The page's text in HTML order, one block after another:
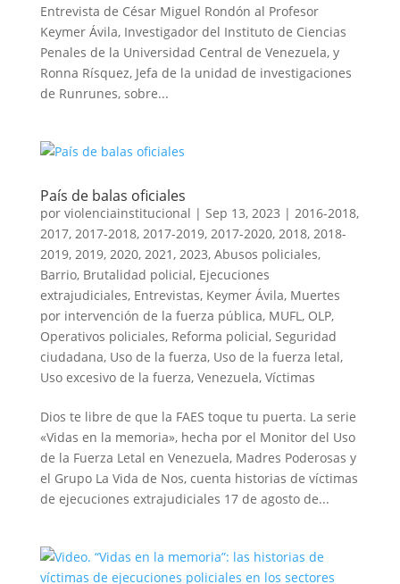
Entrevista de César Miguel Rondón al Profesor
Keymer Ávila, Investigador del Instituto de Ciencias
Penales de la Universidad Central de Venezuela, y
Ronna Rísquez, Jefa de la unidad de investigaciones
de Runrunes, sobre...
País de balas oficiales
por violenciainstitucional | Sep 13, 2023 | 2016-2018,
2017, 2017-2018, 2017-2019, 2017-2020, 2018, 2018-
2019, 2019, 2020, 2021, 2023, Abusos policiales,
Barrio, Brutalidad policial, Ejecuciones
extrajudiciales, Entrevistas, Keymer Ávila, Muertes
por intervención de la fuerza pública, MUFL, OLP,
Operativos policiales, Reforma policial, Seguridad
ciudadana, Uso de la fuerza, Uso de la fuerza letal,
Uso excesivo de la fuerza, Venezuela, Víctimas
Dios te libre de que la FAES toque tu puerta. La serie
«Vidas en la memoria», hecha por el Monitor del Uso
de la Fuerza Letal en Venezuela, Madres Poderosas y
el Grupo La Vida de Nos, cuenta historias de víctimas
de ejecuciones extrajudiciales 17 de agosto de...